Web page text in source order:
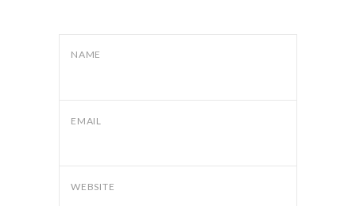
NAME
EMAIL
WEBSITE